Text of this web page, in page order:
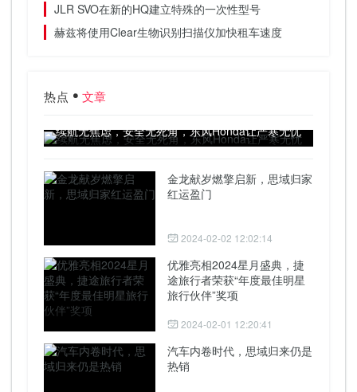
JLR SVO在新的HQ建立特殊的一次性型号
赫兹将使用Clear生物识别扫描仪加快租车速度
热点 文章
续航无焦虑，安全无死角，东风Honda让严寒无忧
金龙献岁燃擎启新，思域归家
红运盈门
2024-02-02 12:02:14
优雅亮相2024星月盛典，捷
途旅行者荣获“年度最佳明星
旅行伙伴”奖项
2024-02-01 12:20:41
汽车内卷时代，思域归来仍是
热销